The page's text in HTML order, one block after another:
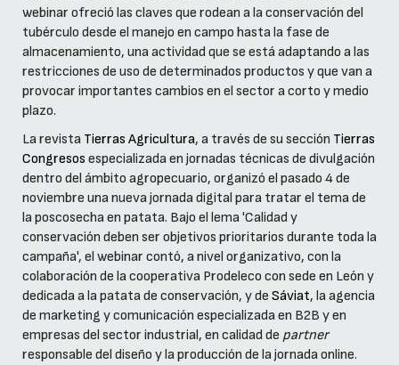
webinar ofreció las claves que rodean a la conservación del
tubérculo desde el manejo en campo hasta la fase de
almacenamiento, una actividad que se está adaptando a las
restricciones de uso de determinados productos y que van a
provocar importantes cambios en el sector a corto y medio
plazo.
La revista Tierras Agricultura, a través de su sección Tierras
Congresos especializada en jornadas técnicas de divulgación
dentro del ámbito agropecuario, organizó el pasado 4 de
noviembre una nueva jornada digital para tratar el tema de
la poscosecha en patata. Bajo el lema 'Calidad y
conservación deben ser objetivos prioritarios durante toda la
campaña', el webinar contó, a nivel organizativo, con la
colaboración de la cooperativa Prodeleco con sede en León y
dedicada a la patata de conservación, y de Sáviat, la agencia
de marketing y comunicación especializada en B2B y en
empresas del sector industrial, en calidad de partner
responsable del diseño y la producción de la jornada online.